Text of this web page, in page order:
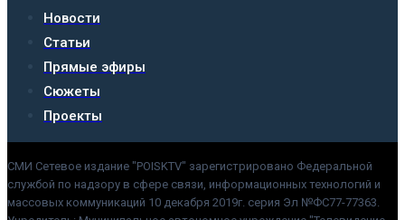
Новости
Статьи
Прямые эфиры
Сюжеты
Проекты
СМИ Сетевое издание "POISKTV" зарегистрировано Федеральной
службой по надзору в сфере связи, информационных технологий и
массовых коммуникаций 10 декабря 2019г. серия Эл №ФС77-77363.